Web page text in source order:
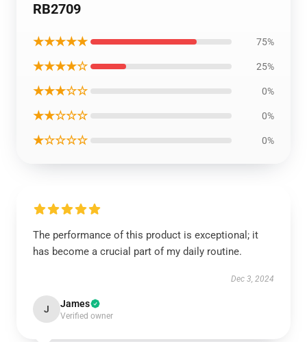
RB2709
★★★★★ 75%
★★★★☆ 25%
★★★☆☆ 0%
★★☆☆☆ 0%
★☆☆☆☆ 0%
The performance of this product is exceptional; it
has become a crucial part of my daily routine.
Dec 3, 2024
J James
Verified owner